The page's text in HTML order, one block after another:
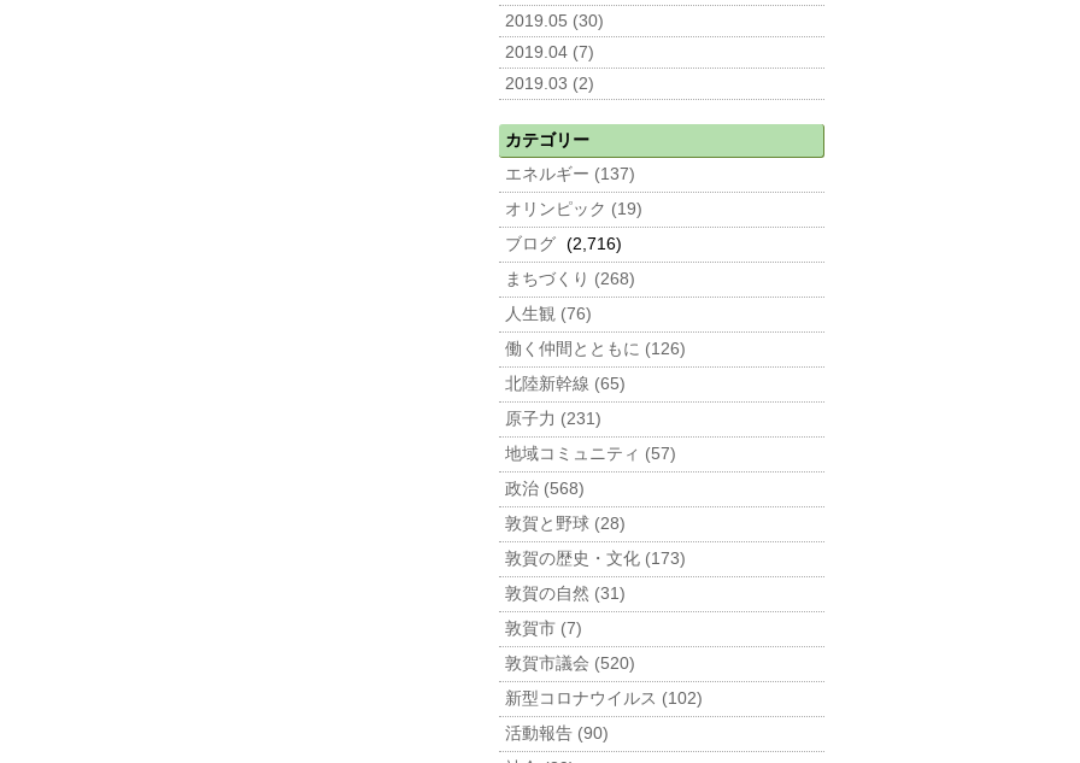
2019.05 (30)
2019.04 (7)
2019.03 (2)
カテゴリー
エネルギー (137)
オリンピック (19)
ブログ (2,716)
まちづくり (268)
人生観 (76)
働く仲間とともに (126)
北陸新幹線 (65)
原子力 (231)
地域コミュニティ (57)
政治 (568)
敦賀と野球 (28)
敦賀の歴史・文化 (173)
敦賀の自然 (31)
敦賀市 (7)
敦賀市議会 (520)
新型コロナウイルス (102)
活動報告 (90)